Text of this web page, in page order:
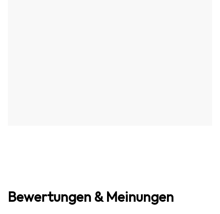
Bewertungen & Meinungen